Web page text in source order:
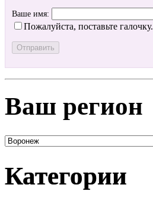
Ваше имя:
Пожалуйста, поставьте галочку.
Ваш регион
Категории